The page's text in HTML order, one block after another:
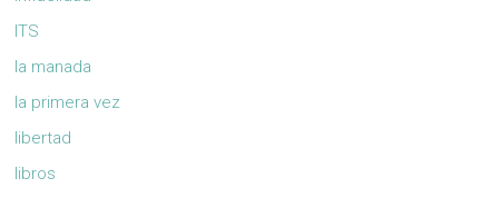
ITS
la manada
la primera vez
libertad
libros